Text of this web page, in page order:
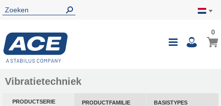
Toggle
00
Vibratietechniek
PRODUCTSERIE PRODUCTFAMILIE BASISTYPES